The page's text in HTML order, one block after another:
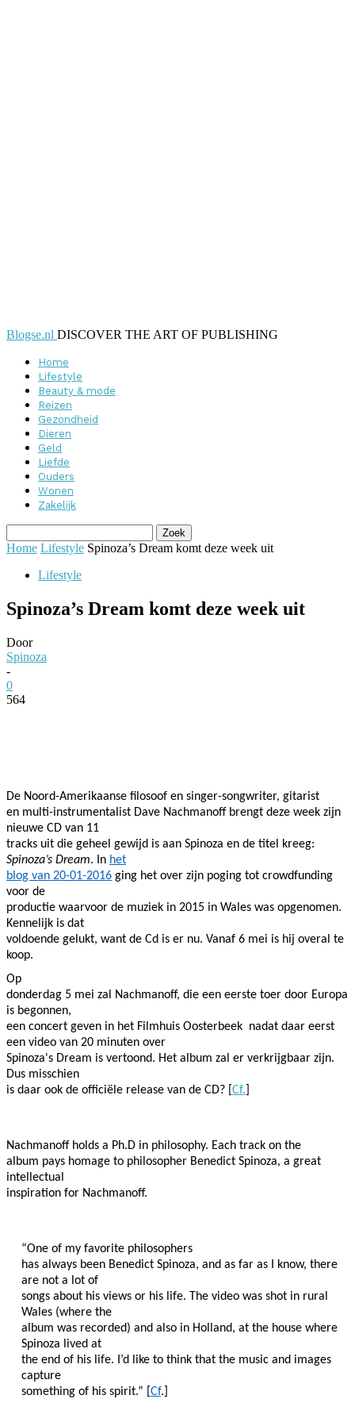
Blogse.nl DISCOVER THE ART OF PUBLISHING
Home
Lifestyle
Beauty & mode
Reizen
Gezondheid
Dieren
Geld
Liefde
Ouders
Wonen
Zakelijk
Home Lifestyle Spinoza’s Dream komt deze week uit
Lifestyle
Spinoza’s Dream komt deze week uit
Door
Spinoza
-
0
564
De Noord-Amerikaanse filosoof en singer-songwriter, gitarist
en multi-instrumentalist Dave Nachmanoff brengt deze week zijn
nieuwe CD van 11
tracks uit die geheel gewijd is aan Spinoza en de titel kreeg:
Spinoza’s Dream. In het
blog van 20-01-2016 ging het over zijn poging tot crowdfunding
voor de
productie waarvoor de muziek in 2015 in Wales was opgenomen.
Kennelijk is dat
voldoende gelukt, want de Cd is er nu. Vanaf 6 mei is hij overal te
koop.
Op
donderdag 5 mei zal Nachmanoff, die een eerste toer door Europa
is begonnen,
een concert geven in het Filmhuis Oosterbeek nadat daar eerst
een video van 20 minuten over
Spinoza's Dream is vertoond. Het album zal er verkrijgbaar zijn.
Dus misschien
is daar ook de officiële release van de CD? [ Cf.
Nachmanoff holds a Ph.D in philosophy. Each track on the
album pays homage to philosopher Benedict Spinoza, a great
intellectual
inspiration for Nachmanoff.
“One of my favorite philosophers
has always been Benedict Spinoza, and as far as I know, there
are not a lot of
songs about his views or his life. The video was shot in rural
Wales (where the
album was recorded) and also in Holland, at the house where
Spinoza lived at
the end of his life. I’d like to think that the music and images
capture
something of his spirit.” [ Cf.]